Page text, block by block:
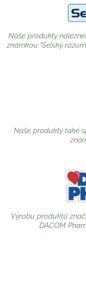
Naše produkty
známkou "Selský
Naše produkty také
Výrobu produktů
DACOM